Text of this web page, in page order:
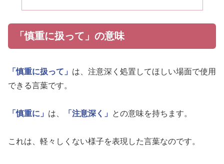
「慎重に扱って」の意味
「慎重に扱って」 は、注意深く処置してほしい場面で使用
できる言葉です。
「慎重に」 は、 「注意深く」 との意味を持ちます。
これは、軽々しくない様子を表現した言葉なのです。